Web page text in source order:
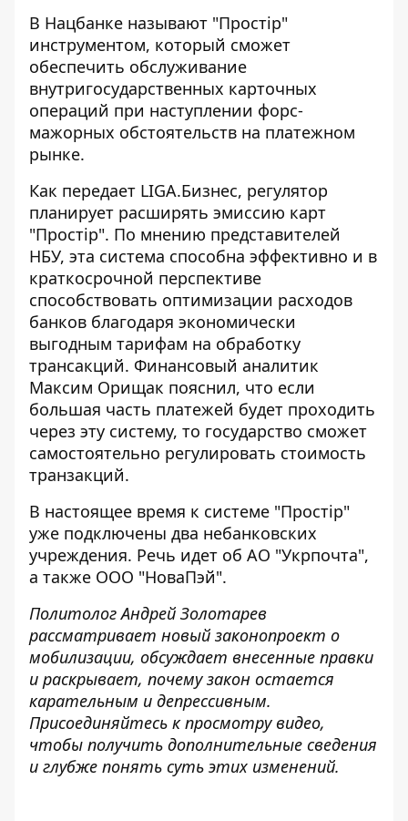
В Нацбанке называют "Простір"
инструментом, который сможет
обеспечить обслуживание
внутригосударственных карточных
операций при наступлении форс-
мажорных обстоятельств на платежном
рынке.
Как передает LIGA.Бизнес, регулятор
планирует расширять эмиссию карт
"Простір". По мнению представителей
НБУ, эта система способна эффективно и в
краткосрочной перспективе
способствовать оптимизации расходов
банков благодаря экономически
выгодным тарифам на обработку
трансакций. Финансовый аналитик
Максим Орищак пояснил, что если
большая часть платежей будет проходить
через эту систему, то государство сможет
самостоятельно регулировать стоимость
транзакций.
В настоящее время к системе "Простір"
уже подключены два небанковских
учреждения. Речь идет об АО "Укрпочта",
а также ООО "НоваПэй".
Политолог Андрей Золотарев
рассматривает новый законопроект о
мобилизации, обсуждает внесенные правки
и раскрывает, почему закон остается
карательным и депрессивным.
Присоединяйтесь к просмотру видео,
чтобы получить дополнительные сведения
и глубже понять суть этих изменений.